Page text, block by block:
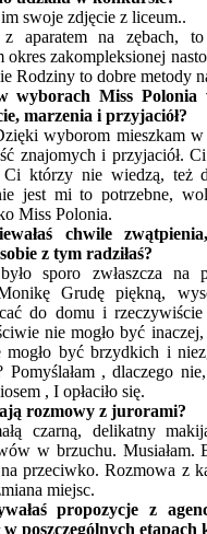
im swoje zdjęcie z liceum..
aparatem na zębach,
okres zakompleksionej
Rodziny to dobre metody
wyborach Miss
marzenia i przyjaciół?
wyborom mieszkam
znajomych i przyjaciół.
którzy nie wiedzą, też
jest mi to potrzebne,
Miss Polonia.
chwile
z tym radziłaś?
sporo zwłaszcza na
Grudę piękną,
do domu i
nie mogło być
mogło być brzydkich i
Pomyślałam , dlaczego
, I opłaciło się.
rozmowy z jurorami?
czarną, delikatny
w brzuchu.
na przeciwko. Rozmowa z
miejsc.
propozycje z
w poszczególnych etapach